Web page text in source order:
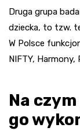
Druga grupa
dziecka, to tzw.
W Polsce
NIFTY, Harmony,
Na
go